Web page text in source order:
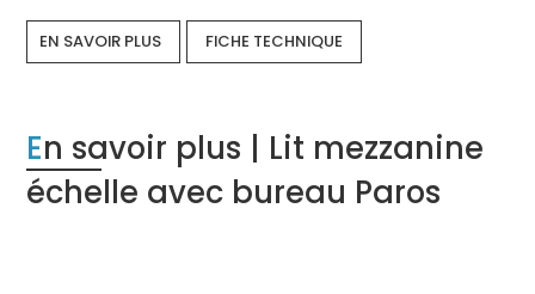
EN SAVOIR PLUS FICHE TECHNIQUE
En savoir plus | Lit mezzanine
échelle avec bureau Paros